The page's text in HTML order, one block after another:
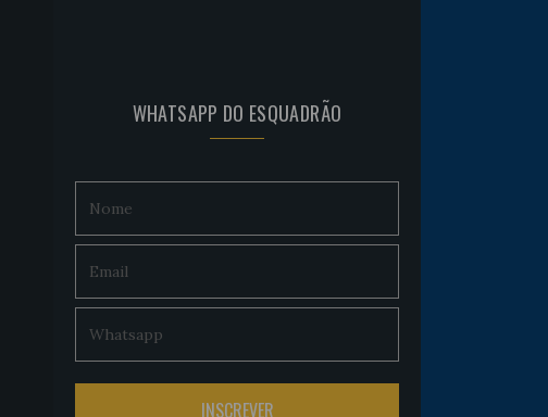
WHATSAPP DO ESQUADRÃO